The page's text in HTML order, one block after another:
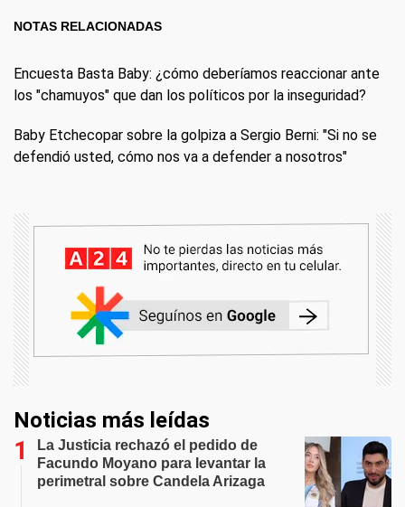
NOTAS RELACIONADAS
Encuesta Basta Baby: ¿cómo deberíamos reaccionar ante
los "chamuyos" que dan los políticos por la inseguridad?
Baby Etchecopar sobre la golpiza a Sergio Berni: "Si no se
defendió usted, cómo nos va a defender a nosotros"
Noticias más leídas
La Justicia rechazó el pedido de
Facundo Moyano para levantar la
perimetral sobre Candela Arizaga